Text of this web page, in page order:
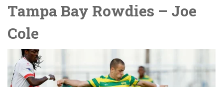
Tampa Bay Rowdies – Joe
Cole